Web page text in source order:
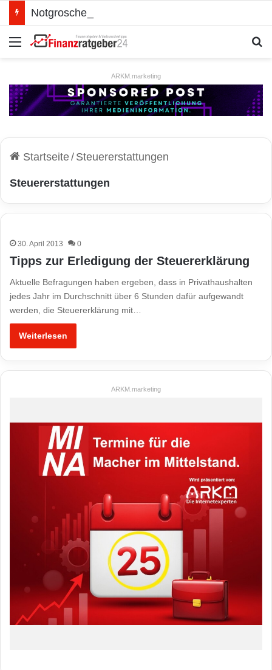
Menü
ARKM.marketing
Startseite/ Steuererstattungen
Steuererstattungen
30. April 2013 0
Tipps zur Erledigung der Steuererklärung
Aktuelle Befragungen haben ergeben, dass in Privathaushalten
jedes Jahr im Durchschnitt über 6 Stunden dafür aufgewandt
werden, die Steuererklärung mit…
Weiterlesen
ARKM.marketing